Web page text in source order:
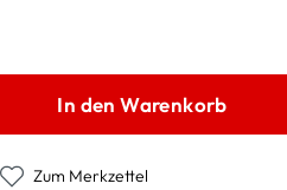
In den Warenkorb
Zum Merkzettel